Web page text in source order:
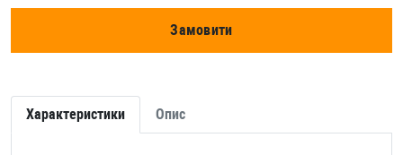
Замовити
Характеристики Опис